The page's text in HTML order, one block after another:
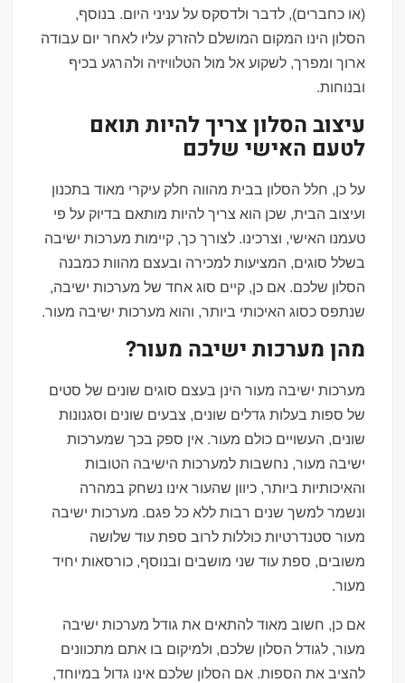
(או כחברים), לדבר ולדסקס על עניני היום. בנוסף,
הסלון הינו המקום המושלם להזרק עליו לאחר יום עבודה
ארוך ומפרך, לשקוע אל מול הטלוויזיה ולהרגע בכיף
ובנוחות.
עיצוב הסלון צריך להיות תואם
לטעם האישי שלכם
על כן, חלל הסלון בבית מהווה חלק עיקרי מאוד בתכנון
ועיצוב הבית, שכן הוא צריך להיות מותאם בדיוק על פי
טעמנו האישי, וצרכינו. לצורך כך, קיימות מערכות ישיבה
בשלל סוגים, המציעות למכירה ובעצם מהוות כמבנה
הסלון שלכם. אם כן, קיים סוג אחד של מערכות ישיבה,
שנתפס כסוג האיכותי ביותר, והוא מערכות ישיבה מעור.
מהן מערכות ישיבה מעור?
מערכות ישיבה מעור הינן בעצם סוגים שונים של סטים
של ספות בעלות גדלים שונים, צבעים שונים וסגנונות
שונים, העשויים כולם מעור. אין ספק בכך שמערכות
ישיבה מעור, נחשבות למערכות הישיבה הטובות
והאיכותיות ביותר, כיוון שהעור אינו נשחק במהרה
ונשמר למשך שנים רבות ללא כל פגם. מערכות ישיבה
מעור סטנדרטיות כוללות לרוב ספת עוד שלושה
משובים, ספת עוד שני מושבים ובנוסף, כורסאות יחיד
מעור.
אם כן, חשוב מאוד להתאים את גודל מערכות ישיבה
מעור, לגודל הסלון שלכם, ולמיקום בו אתם מתכוונים
להציב את הספות. אם הסלון שלכם אינו גדול במיוחד,